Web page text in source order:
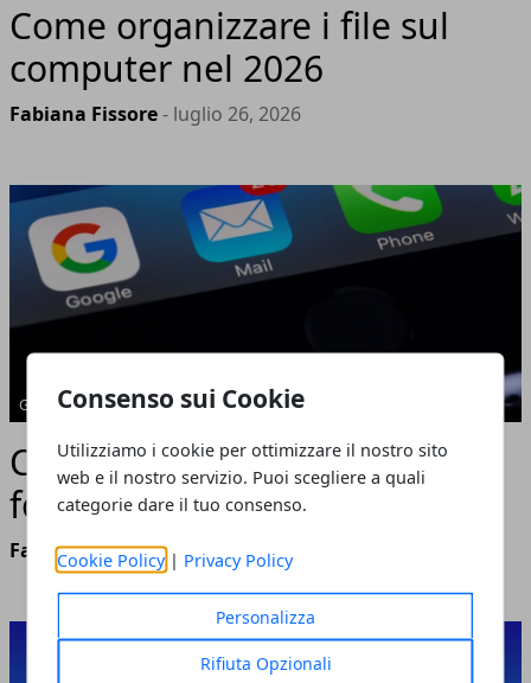
Consenso sui Cookie
Utilizziamo i cookie per ottimizzare il nostro sito
web e il nostro servizio. Puoi scegliere a quali
categorie dare il tuo consenso.
Cookie Policy | Privacy Policy
Personalizza
Rifiuta Opzionali
Come organizzare i file sul
computer nel 2026
Fabiana Fissore- luglio 26, 2026
GUIDE
Come scrivere una mail
formale: guida pratica
Fabiana Fissore- luglio 24, 2026